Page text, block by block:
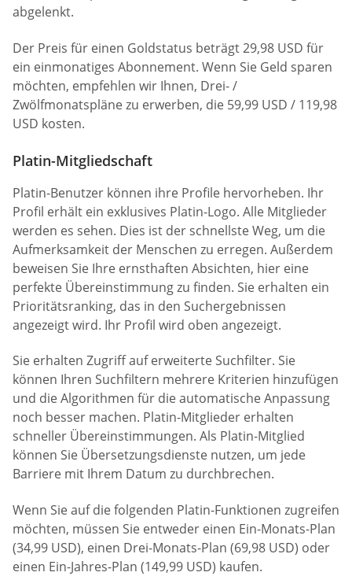
abgelenkt.
Der Preis für einen Goldstatus beträgt 29,98 USD für
ein einmonatiges Abonnement. Wenn Sie Geld sparen
möchten, empfehlen wir Ihnen, Drei- /
Zwölfmonatspläne zu erwerben, die 59,99 USD / 119,98
USD kosten.
Platin-Mitgliedschaft
Platin-Benutzer können ihre Profile hervorheben. Ihr
Profil erhält ein exklusives Platin-Logo. Alle Mitglieder
werden es sehen. Dies ist der schnellste Weg, um die
Aufmerksamkeit der Menschen zu erregen. Außerdem
beweisen Sie Ihre ernsthaften Absichten, hier eine
perfekte Übereinstimmung zu finden. Sie erhalten ein
Prioritätsranking, das in den Suchergebnissen
angezeigt wird. Ihr Profil wird oben angezeigt.
Sie erhalten Zugriff auf erweiterte Suchfilter. Sie
können Ihren Suchfiltern mehrere Kriterien hinzufügen
und die Algorithmen für die automatische Anpassung
noch besser machen. Platin-Mitglieder erhalten
schneller Übereinstimmungen. Als Platin-Mitglied
können Sie Übersetzungsdienste nutzen, um jede
Barriere mit Ihrem Datum zu durchbrechen.
Wenn Sie auf die folgenden Platin-Funktionen zugreifen
möchten, müssen Sie entweder einen Ein-Monats-Plan
(34,99 USD), einen Drei-Monats-Plan (69,98 USD) oder
einen Ein-Jahres-Plan (149,99 USD) kaufen.